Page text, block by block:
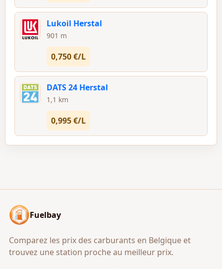
Lukoil Herstal
901 m
0,750 €/L
DATS 24 Herstal
1,1 km
0,995 €/L
Fuelbay
Comparez les prix des carburants en Belgique et
trouvez une station proche au meilleur prix.